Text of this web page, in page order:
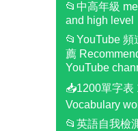
📂中高年級
and high level
📂YouTube 頻
薦
YouTube
📥1200單字表
Vocabulary
📂英語自我檢